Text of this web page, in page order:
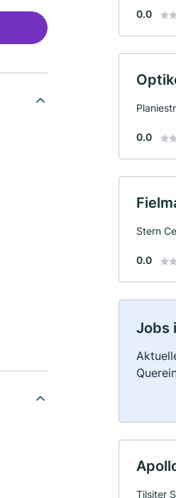
0.0
0.0
Stern
0.0
Jobs
Tilsiter